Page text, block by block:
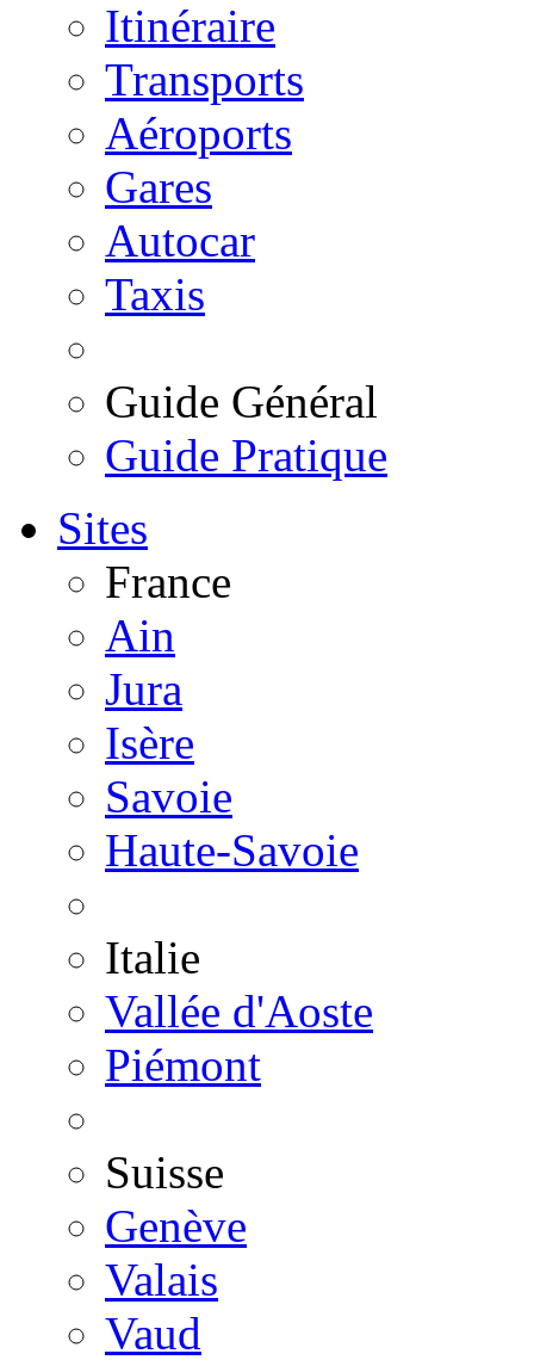
Itinéraire
Transports
Aéroports
Gares
Autocar
Taxis
Guide Général
Guide Pratique
Sites
France
Ain
Jura
Isère
Savoie
Haute-Savoie
Italie
Vallée d'Aoste
Piémont
Suisse
Genève
Valais
Vaud